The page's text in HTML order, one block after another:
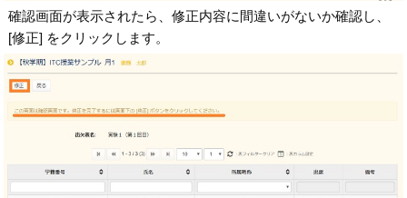
確認画面が表示されたら、修正内容に間違いがないか確認し、
[修正] をクリックします。